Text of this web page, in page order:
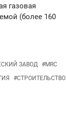
газовая
(более 160
ЗАВОД #MRC
#СТРОИТЕЛЬСТВО